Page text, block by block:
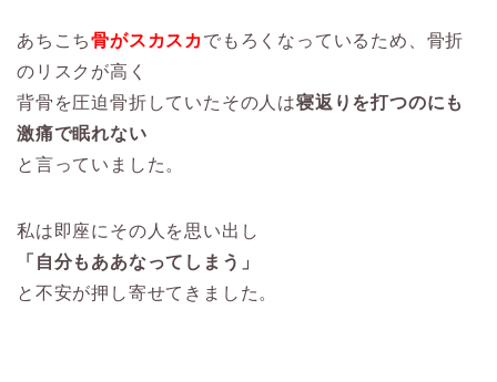
あちこち骨がスカスカでもろくなっているため、骨折
のリスクが高く
背骨を圧迫骨折していたその人は寝返りを打つのにも
激痛で眠れない
と言っていました。
私は即座にその人を思い出し
「自分もああなってしまう」
と不安が押し寄せてきました。